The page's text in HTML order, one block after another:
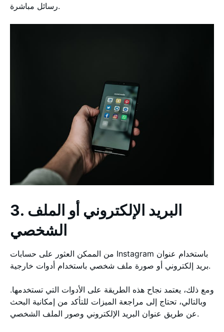
رسائل مباشرة.
3. البريد الإلكتروني أو الملف
من الممكن العثور على حسابات Instagram باستخدام عنوان
بريد إلكتروني أو صورة ملف شخصي باستخدام أدوات خارجية.
ومع ذلك، يعتمد نجاح هذه الطريقة على الأدوات التي تستخدمها.
وبالتالي، تحتاج إلى مراجعة الميزات للتأكد من إمكانية البحث
عن طريق عنوان البريد الإلكتروني وصور الملف الشخصي.